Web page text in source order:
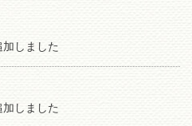
しました
しました